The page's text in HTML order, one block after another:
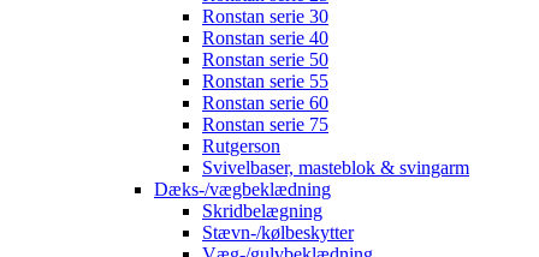
Ronstan serie 30
Ronstan serie 40
Ronstan serie 50
Ronstan serie 55
Ronstan serie 60
Ronstan serie 75
Rutgerson
Svivelbaser, masteblok & svingarm
Dæks-/vægbeklædning
Skridbelægning
Stævn-/kølbeskytter